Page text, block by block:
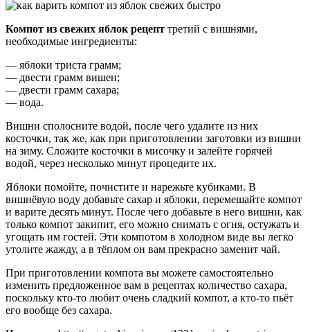
Компот из свежих яблок рецепт третий с вишнями,
необходимые ингредиенты:
— яблоки триста грамм;
— двести грамм вишен;
— двести грамм сахара;
— вода.
Вишни сполосните водой, после чего удалите из них
косточки, так же, как при приготовлении заготовки из вишни
на зиму. Сложите косточки в мисочку и залейте горячей
водой, через несколько минут процедите их.
Яблоки помойте, почистите и нарежьте кубиками. В
вишнёвую воду добавьте сахар и яблоки, перемешайте компот
и варите десять минут. После чего добавьте в него вишни, как
только компот закипит, его можно снимать с огня, остужать и
угощать им гостей. Эти компотом в холодном виде вы легко
утолите жажду, а в тёплом он вам прекрасно заменит чай.
При приготовлении компота вы можете самостоятельно
изменить предложенное вам в рецептах количество сахара,
поскольку кто-то любит очень сладкий компот, а кто-то пьёт
его вообще без сахара.